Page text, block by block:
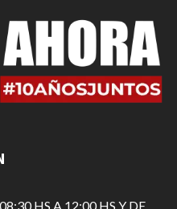
HS A 12:00 HS Y DE